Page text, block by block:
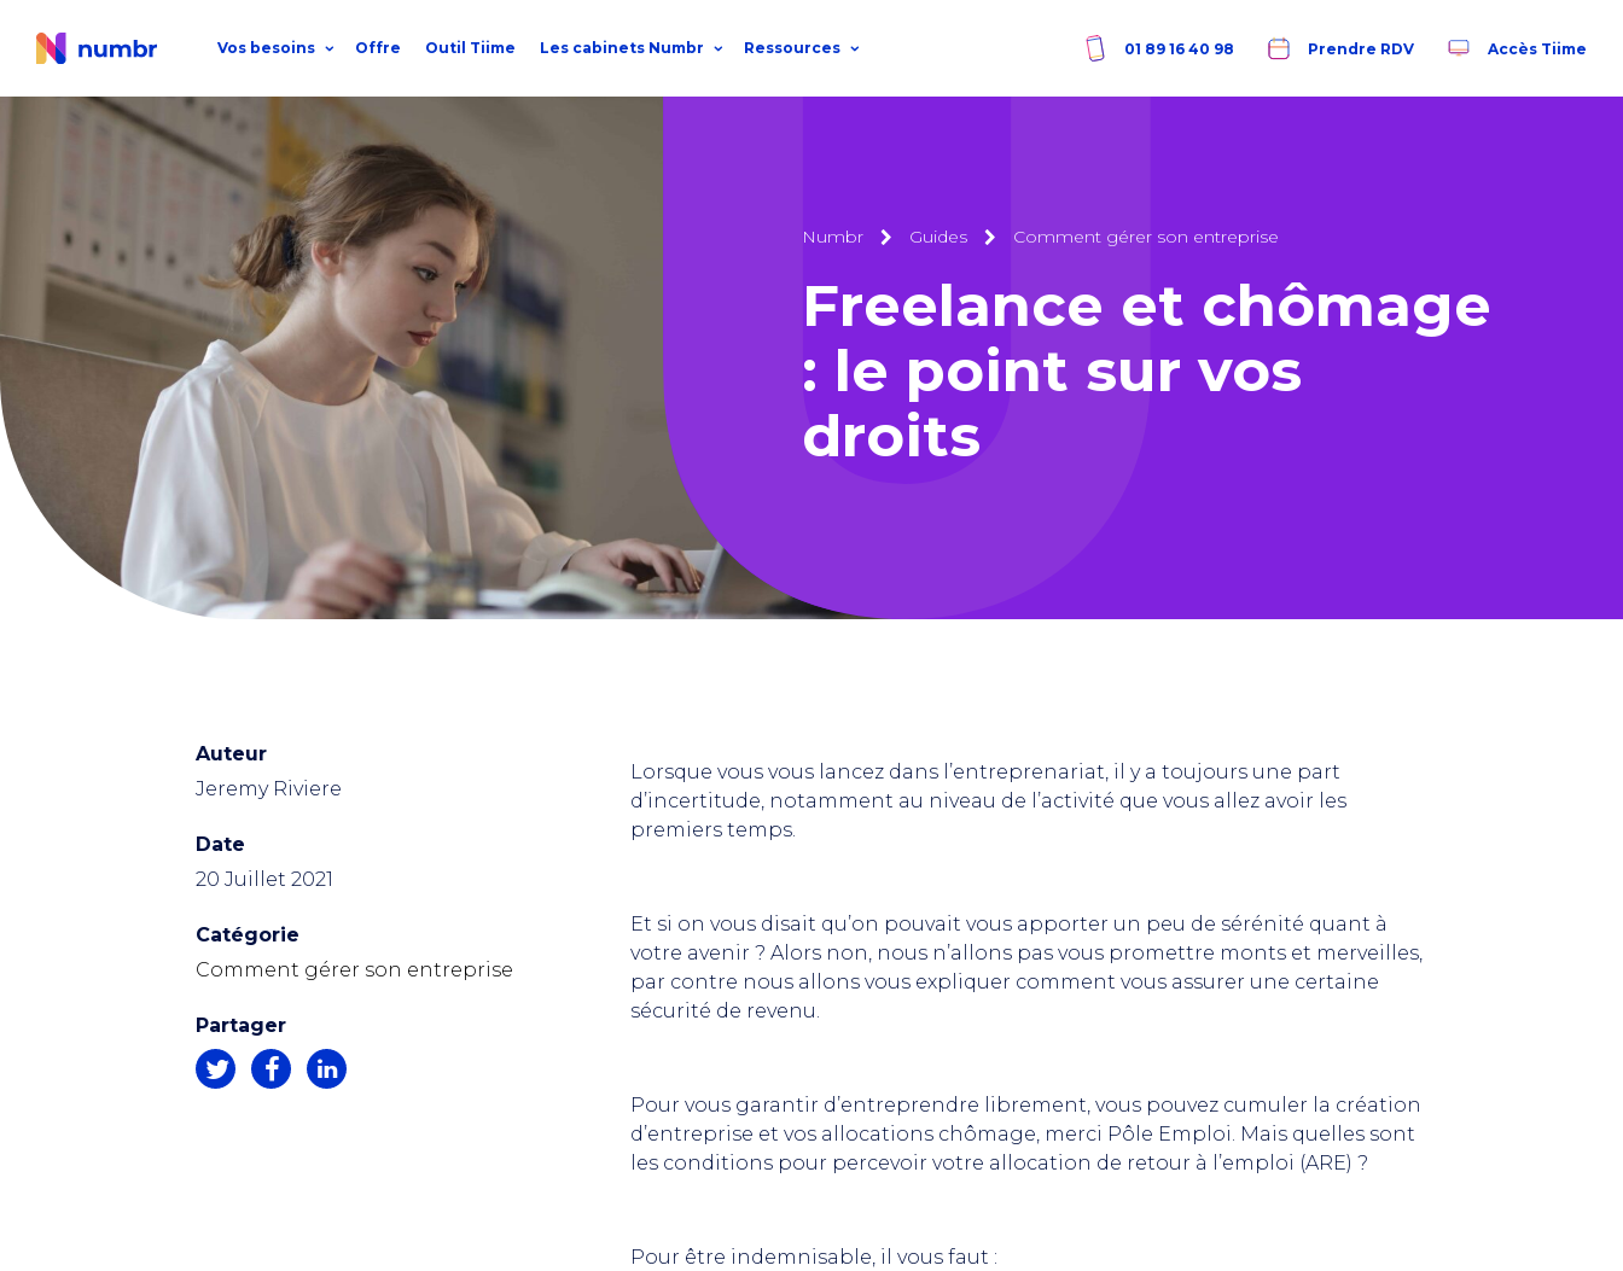
Vos besoins Offre Outil Tiime Les cabinets Numbr Ressources 01 89 16 40 98 Prendre RDV Accès Tiime
Numbr Guides Comment gérer son entreprise
Freelance et chômage
: le point sur vos
droits
Lorsque vous vous lancez dans l’entreprenariat, il y a toujours une part
d’incertitude, notamment au niveau de l’activité que vous allez avoir les
premiers temps.
Et si on vous disait qu’on pouvait vous apporter un peu de sérénité quant à
votre avenir ? Alors non, nous n’allons pas vous promettre monts et merveilles,
par contre nous allons vous expliquer comment vous assurer une certaine
sécurité de revenu.
Pour vous garantir d’entreprendre librement, vous pouvez cumuler la création
d’entreprise et vos allocations chômage, merci Pôle Emploi. Mais quelles sont
les conditions pour percevoir votre allocation de retour à l’emploi (ARE) ?
Pour être indemnisable, il vous faut :
Auteur
Jeremy Riviere
Date
20 Juillet 2021
Catégorie
Comment gérer son entreprise
Partager
k z e